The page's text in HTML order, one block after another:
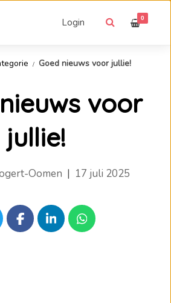
Login 0
Goed nieuws voor jullie!
voor
jullie!
Oomen | 17 juli 2025